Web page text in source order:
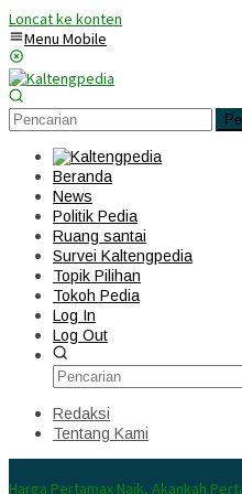
Loncat ke konten
Menu Mobile
Beranda
News
Politik Pedia
Ruang santai
Survei Kaltengpedia
Topik Pilihan
Tokoh Pedia
Log In
Log Out
Redaksi
Tentang Kami
Harga Pertamax Naik, Akankah